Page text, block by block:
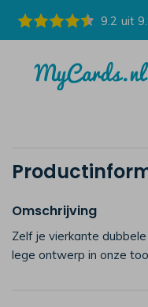
9.2 uit
Omschrijving
Zelf je vierkante
lege ontwerp in onze